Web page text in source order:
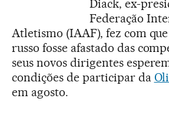
Diack, ex-
Federação
Atletismo (IAAF), fez com
russo fosse afastado das
seus novos dirigentes
condições de participar da
em agosto.